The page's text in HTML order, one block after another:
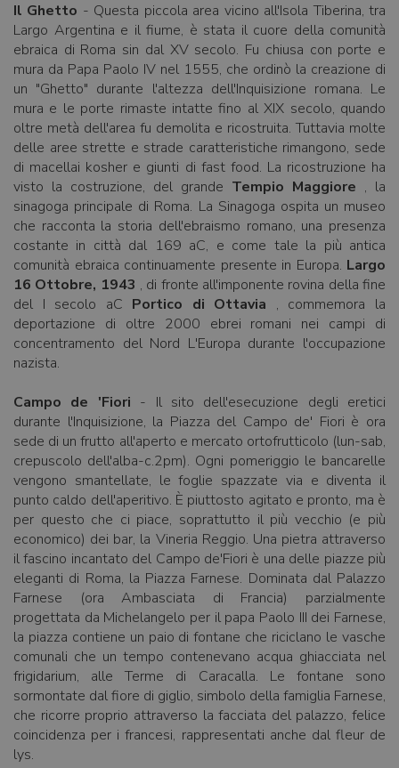
Il Ghetto - Questa piccola area vicino all'Isola Tiberina, tra
Largo Argentina e il fiume, è stata il cuore della comunità
ebraica di Roma sin dal XV secolo. Fu chiusa con porte e
mura da Papa Paolo IV nel 1555, che ordinò la creazione di
un "Ghetto" durante l'altezza dell'Inquisizione romana. Le
mura e le porte rimaste intatte fino al XIX secolo, quando
oltre metà dell'area fu demolita e ricostruita. Tuttavia molte
delle aree strette e strade caratteristiche rimangono, sede
di macellai kosher e giunti di fast food. La ricostruzione ha
visto la costruzione, del grande Tempio Maggiore , la
sinagoga principale di Roma. La Sinagoga ospita un museo
che racconta la storia dell'ebraismo romano, una presenza
costante in città dal 169 aC, e come tale la più antica
comunità ebraica continuamente presente in Europa. Largo
16 Ottobre, 1943 , di fronte all'imponente rovina della fine
del I secolo aC Portico di Ottavia , commemora la
deportazione di oltre 2000 ebrei romani nei campi di
concentramento del Nord L'Europa durante l'occupazione
nazista.
Campo de 'Fiori - Il sito dell'esecuzione degli eretici
durante l'Inquisizione, la Piazza del Campo de' Fiori è ora
sede di un frutto all'aperto e mercato ortofrutticolo (lun-sab,
crepuscolo dell'alba-c.2pm). Ogni pomeriggio le bancarelle
vengono smantellate, le foglie spazzate via e diventa il
punto caldo dell'aperitivo. È piuttosto agitato e pronto, ma è
per questo che ci piace, soprattutto il più vecchio (e più
economico) dei bar, la Vineria Reggio. Una pietra attraverso
il fascino incantato del Campo de'Fiori è una delle piazze più
eleganti di Roma, la Piazza Farnese. Dominata dal Palazzo
Farnese (ora Ambasciata di Francia) parzialmente
progettata da Michelangelo per il papa Paolo III dei Farnese,
la piazza contiene un paio di fontane che riciclano le vasche
comunali che un tempo contenevano acqua ghiacciata nel
frigidarium, alle Terme di Caracalla. Le fontane sono
sormontate dal fiore di giglio, simbolo della famiglia Farnese,
che ricorre proprio attraverso la facciata del palazzo, felice
coincidenza per i francesi, rappresentati anche dal fleur de
lys.